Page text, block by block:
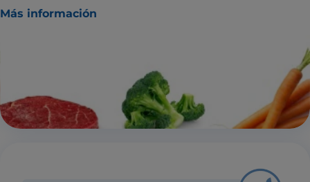
Más información